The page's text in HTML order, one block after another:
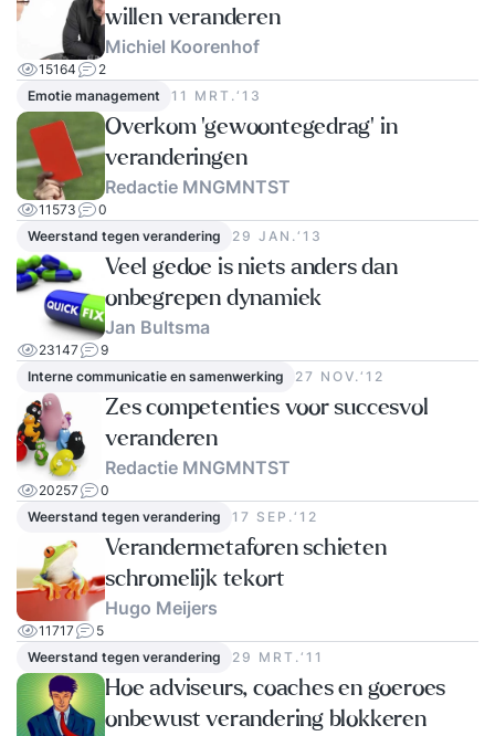
willen veranderen
Michiel Koorenhof
15164
2
Emotie management
11 MRT.‘13
Overkom ‘gewoontegedrag' in
veranderingen
Redactie MNGMNTST
11573
0
Weerstand tegen verandering
29 JAN.‘13
Veel gedoe is niets anders dan
onbegrepen dynamiek
Jan Bultsma
23147
9
Interne communicatie en samenwerking
27 NOV.‘12
Zes competenties voor succesvol
veranderen
Redactie MNGMNTST
20257
0
Weerstand tegen verandering
17 SEP.‘12
Verandermetaforen schieten
schromelijk tekort
Hugo Meijers
11717
5
Weerstand tegen verandering
29 MRT.‘11
Hoe adviseurs, coaches en goeroes
onbewust verandering blokkeren